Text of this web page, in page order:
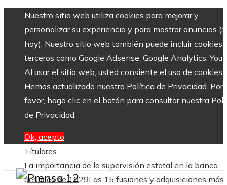
Nuestro sitio web utiliza cookies para mejorar y
personalizar su experiencia y para mostrar anuncios
hay). Nuestro sitio web también puede incluir cookies
terceros como Google Adsense, Google Analytics,
Al usar el sitio web, usted consiente el uso de cookies.
Hemos actualizado nuestra Política de Privacidad. Por
favor, haga clic en el botón para consultar nuestra
de Privacidad.
Ok, acepto
Títulares
La importancia de la supervisión estatal en la banca
después de 1929Las 15 fusiones y adquisiciones más